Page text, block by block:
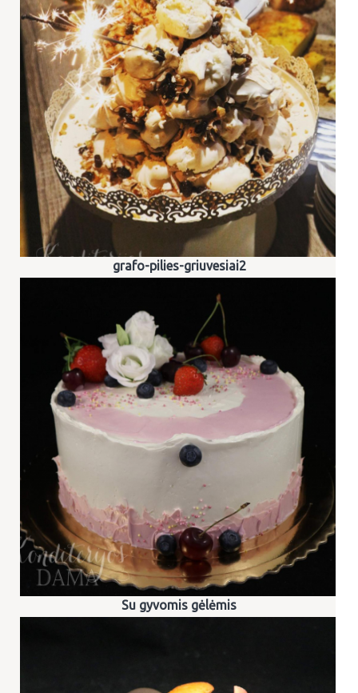
grafo-pilies-griuvesiai2
Su gyvomis gėlėmis